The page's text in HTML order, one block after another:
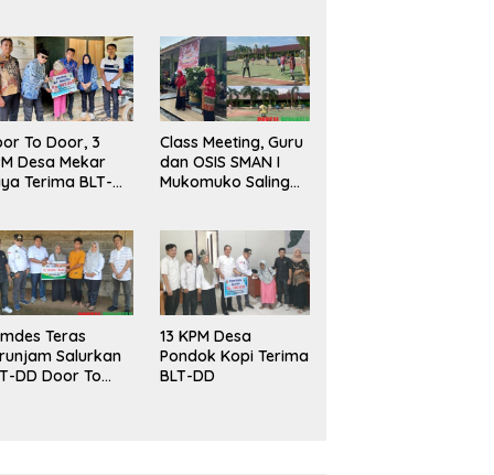
To Door, 3
Desa Mekar
Terima BLT-
Class Meeting, Guru
dan OSIS SMAN I
Mukomuko Saling
Teras
Salurkan
DD Door To
13 KPM Desa
Pondok Kopi Terima
BLT-DD